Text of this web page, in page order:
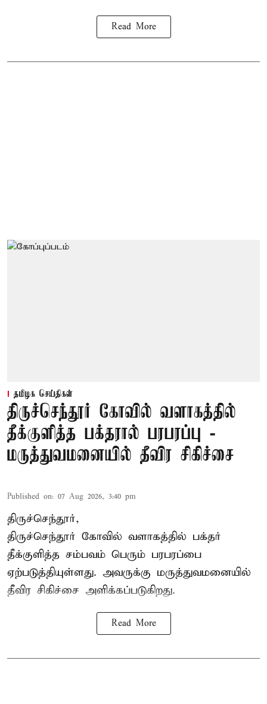
Read More
தமிழக செய்திகள்
திருச்செந்தூர் கோவில் வளாகத்தில்
தீக்குளித்த பக்தரால் பரபரப்பு -
மருத்துவமனையில் தீவிர சிகிச்சை
Published on: 07 Aug 2026, 3:40 pm
திருச்செந்தூர்,
திருச்செந்தூர் கோவில் வளாகத்தில் பக்தர்
தீக்குளித்த சம்பவம் பெரும் பரபரப்பை
ஏற்படுத்தியுள்ளது. அவருக்கு மருத்துவமனையில்
தீவிர சிகிச்சை அளிக்கப்படுகிறது.
Read More